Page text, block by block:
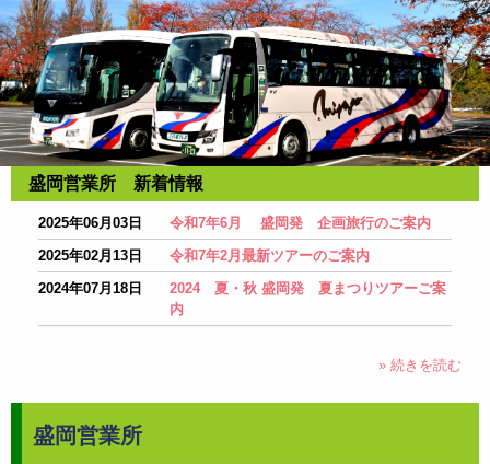
盛岡営業所 新着情報
2025年06月03日
令和7年6月 盛岡発 企画旅行のご案内
2025年02月13日
令和7年2月最新ツアーのご案内
2024年07月18日
2024 夏・秋 盛岡発 夏まつりツアーご案
内
» 続きを読む
盛岡営業所